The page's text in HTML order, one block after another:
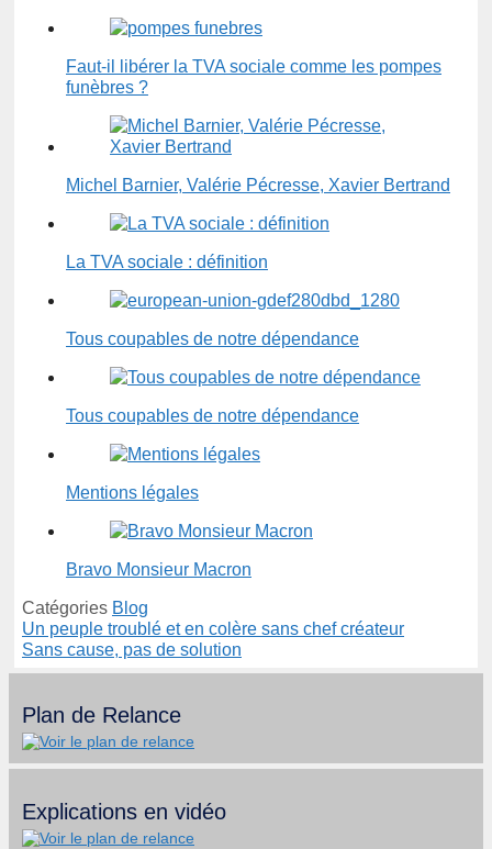
Faut-il libérer la TVA sociale comme les pompes
funèbres ?
Michel Barnier, Valérie Pécresse, Xavier Bertrand
La TVA sociale : définition
Tous coupables de notre dépendance
Tous coupables de notre dépendance
Mentions légales
Bravo Monsieur Macron
Catégories Blog
Un peuple troublé et en colère sans chef créateur
Sans cause, pas de solution
Plan de Relance
Explications en vidéo